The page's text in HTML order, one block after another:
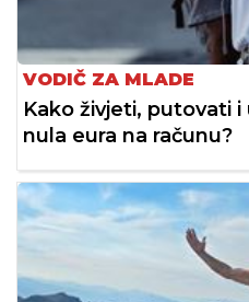
VODIČ ZA MLADE
Kako živjeti, putovati
nula eura na računu?